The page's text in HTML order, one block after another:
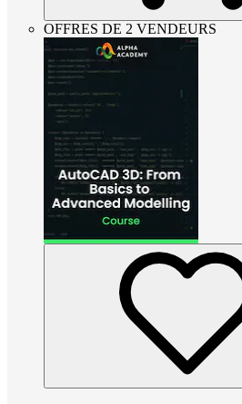
OFFRES DE 2 VENDEURS